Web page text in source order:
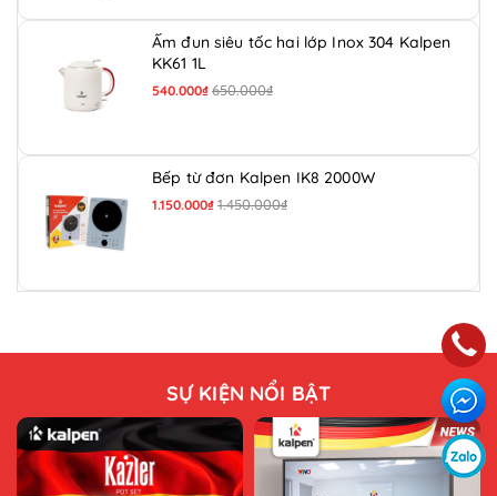
Ấm đun siêu tốc hai lớp Inox 304 Kalpen
KK61 1L
540.000₫ 650.000₫
Bếp từ đơn Kalpen IK8 2000W
1.150.000₫ 1.450.000₫
SỰ KIỆN NỔI BẬT